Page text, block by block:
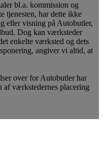
bl.a. kommission og
tjenesten, har dette ikke
eller visning på Autobutler,
Dog kan værksteder
enkelte værksted og dets
angiver vi altid, at
over for Autobutler har
af værkstedernes placering